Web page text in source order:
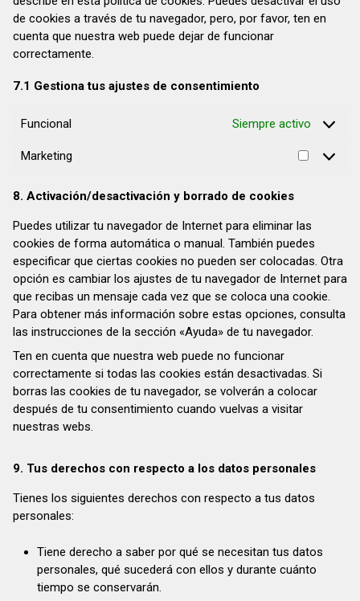
de cookies a través de tu navegador, pero, por favor, ten en
cuenta que nuestra web puede dejar de funcionar
correctamente.
7.1 Gestiona tus ajustes de consentimiento
Funcional Siempre activo
Marketing
8. Activación/desactivación y borrado de cookies
Puedes utilizar tu navegador de Internet para eliminar las
cookies de forma automática o manual. También puedes
especificar que ciertas cookies no pueden ser colocadas. Otra
opción es cambiar los ajustes de tu navegador de Internet para
que recibas un mensaje cada vez que se coloca una cookie.
Para obtener más información sobre estas opciones, consulta
las instrucciones de la sección «Ayuda» de tu navegador.
Ten en cuenta que nuestra web puede no funcionar
correctamente si todas las cookies están desactivadas. Si
borras las cookies de tu navegador, se volverán a colocar
después de tu consentimiento cuando vuelvas a visitar
nuestras webs.
9. Tus derechos con respecto a los datos personales
Tienes los siguientes derechos con respecto a tus datos
personales:
Tiene derecho a saber por qué se necesitan tus datos
personales, qué sucederá con ellos y durante cuánto
tiempo se conservarán.